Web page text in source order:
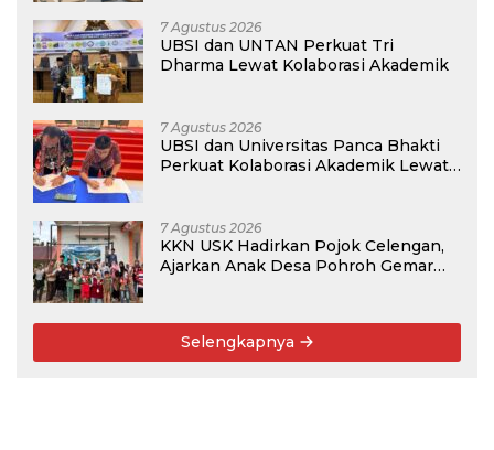
7 Agustus 2026
UBSI dan UNTAN Perkuat Tri
Dharma Lewat Kolaborasi Akademik
7 Agustus 2026
UBSI dan Universitas Panca Bhakti
Perkuat Kolaborasi Akademik Lewat
7 Agustus 2026
KKN USK Hadirkan Pojok Celengan,
Ajarkan Anak Desa Pohroh Gemar
Selengkapnya